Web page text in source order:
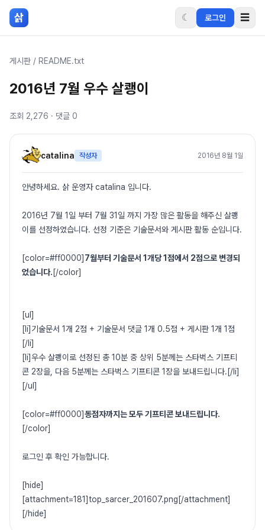
본문 바로가기
삵 ☾ 로그인 ☰
게시판 / README.txt
2016년 7월 우수 살쾡이
조회 2,276 · 댓글 0
catalina 작성자 2016년 8월 1일
안녕하세요. 삵 운영자 catalina 입니다.
2016년 7월 1일 부터 7월 31일 까지 가장 많은 활동을 해주신 살쾡
이를 선정하였습니다. 선정 기준은 기술문서와 게시판 활동 순입니다.
[color=#ff0000] 7월부터 기술문서 1개당 1점에서 2점으로 변경되
었습니다. [/color]
[ul]
[li]기술문서 1개 2점 + 기술문서 댓글 1개 0.5점 + 게시판 1개 1점
[/li]
[li]우수 살쾡이로 선정된 총 10분 중 상위 5분께는 스타벅스 기프티
콘 2장을, 다음 5분께는 스타벅스 기프티콘 1장을 보내드립니다.[/li]
[/ul]
[color=#ff0000]동점자까지는 모두 기프티콘 보내드립니다.
[/color]
로그인 후 확인 가능합니다.
[hide]
[attachment=181]top_sarcer_201607.png[/attachment]
[/hide]